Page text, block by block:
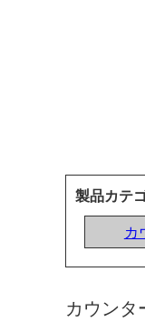
製品カテ
カ
カウン